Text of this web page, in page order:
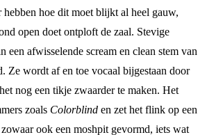
hoe dit moet blijkt al heel gauw,
open doet ontploft de zaal. Stevige
een afwisselende scream en clean stem van
Ze wordt af en toe vocaal bijgestaan door
nog een tikje zwaarder te maken. Het
zoals Colorblind en zet het flink op een
ook een moshpit gevormd, iets wat